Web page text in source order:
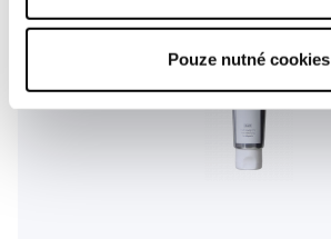
Pouze nutné cookies